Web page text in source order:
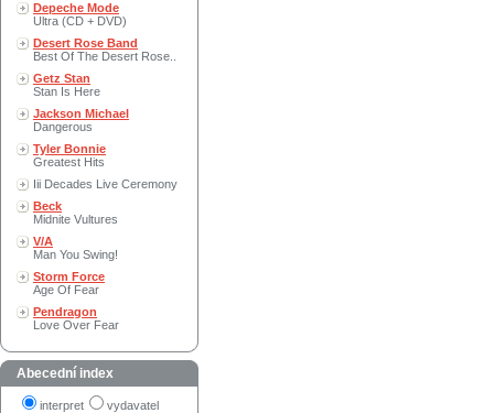
Depeche Mode
Ultra (CD + DVD)
Desert Rose Band
Best Of The Desert Rose..
Getz Stan
Stan Is Here
Jackson Michael
Dangerous
Tyler Bonnie
Greatest Hits
Iii Decades Live Ceremony
Beck
Midnite Vultures
V/A
Man You Swing!
Storm Force
Age Of Fear
Pendragon
Love Over Fear
Abecední index
interpret vydavatel